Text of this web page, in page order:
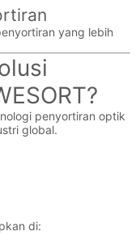
yang lebih
penyortiran optik
global.
di: